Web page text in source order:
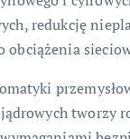
redukcję
obciążenia
tworzy